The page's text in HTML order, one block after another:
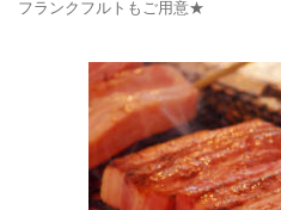
フランクフルトもご用意★